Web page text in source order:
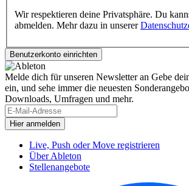
Wir respektieren deine Privatsphäre. Du
abmelden. Mehr dazu in unserer
Melde dich für unseren Newsletter an Gebe
ein, und sehe immer die neuesten
Downloads, Umfragen und mehr.
Live, Push oder Move registrieren
Über Ableton
Stellenangebote